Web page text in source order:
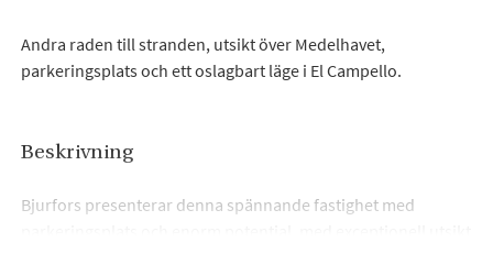
Andra raden till stranden, utsikt över Medelhavet,
parkeringsplats och ett oslagbart läge i El Campello.
Beskrivning
Bjurfors presenterar denna spännande fastighet med